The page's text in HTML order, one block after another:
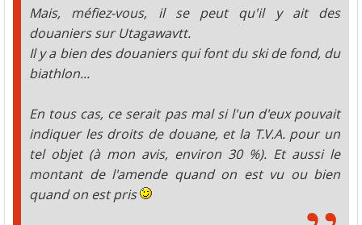
Mais, méfiez-vous, il se peut qu'il y ait des
douaniers sur Utagawavtt.
Il y a bien des douaniers qui font du ski de fond, du
biathlon...
En tous cas, ce serait pas mal si l'un d'eux pouvait
indiquer les droits de douane, et la T.V.A. pour un
tel objet (à mon avis, environ 30 %). Et aussi le
montant de l'amende quand on est vu ou bien
quand on est pris